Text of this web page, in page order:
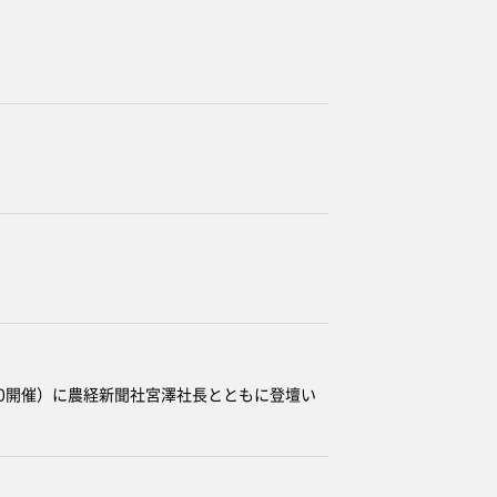
催）に農経新聞社宮澤社長とともに登壇い